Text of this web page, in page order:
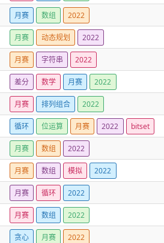
月赛 数组 2022
月赛 动态规划 2022
月赛 字符串 2022
差分 数学 月赛 2022
月赛 排列组合 2022
循环 位运算 月赛 2022 bitset
月赛 数组 2022
月赛 数组 模拟 2022
月赛 循环 2022
月赛 数组 2022
贪心 月赛 2022